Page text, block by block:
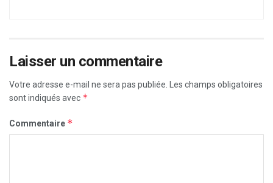
Laisser un commentaire
Votre adresse e-mail ne sera pas publiée.
Les champs obligatoires
sont indiqués avec *
Commentaire *